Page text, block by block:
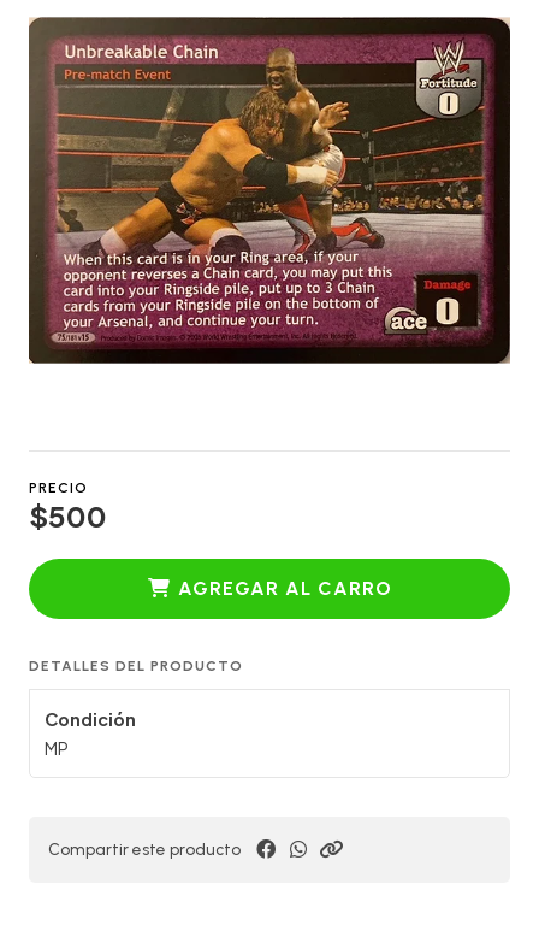
PRECIO
$500
AGREGAR AL CARRO
DETALLES DEL PRODUCTO
Condición
MP
Compartir este producto